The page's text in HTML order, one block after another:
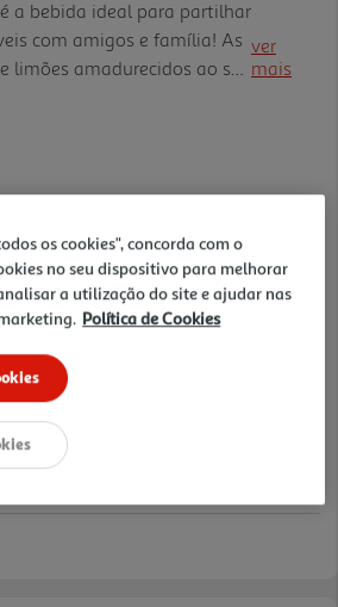
a bebida ideal para partilhar
com amigos e família! As
limões amadurecidos ao sol
sabor Lipton, baixo
ver
mais
os cookies", concorda com o
no seu dispositivo para melhorar
a utilização do site e ajudar nas
Política de Cookies